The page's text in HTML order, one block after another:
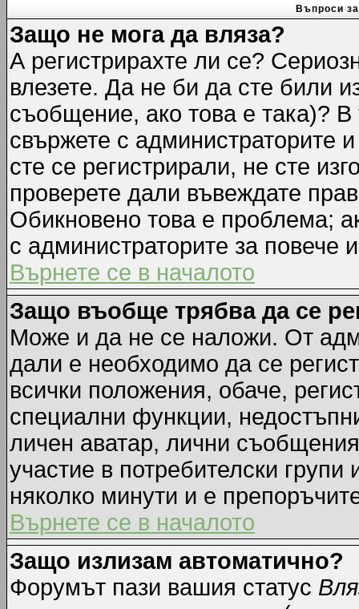
Въпроси
Защо не мога да вляза?
А регистрирахте ли се?
влезете. Да не би да сте били
съобщение, ако това е така)?
свържете с администраторите
сте се регистрирали, не сте
проверете дали въвеждате
Обикновено това е проблема;
с администраторите за повече
Върнете се в началото
Защо въобще трябва да се
Може и да не се наложи. От
дали е необходимо да се
всички положения, обаче,
специални функции,
личен аватар, лични
участие в потребителски
няколко минути и е
Върнете се в началото
Защо излизам автоматично?
Форумът пази вашия статус